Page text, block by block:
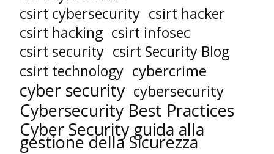
csirt cybersecurity csirt hacker
csirt hacking csirt infosec
csirt security csirt Security Blog
csirt technology cybercrime
cyber security cybersecurity
Cybersecurity Best Practices
Cyber Security guida alla
gestione della Sicurezza